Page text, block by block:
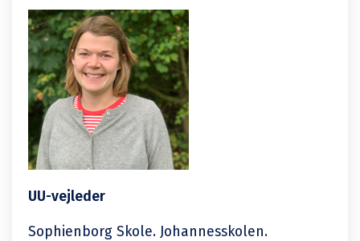
UU-vejleder
Sophienborg Skole. Johannesskolen.